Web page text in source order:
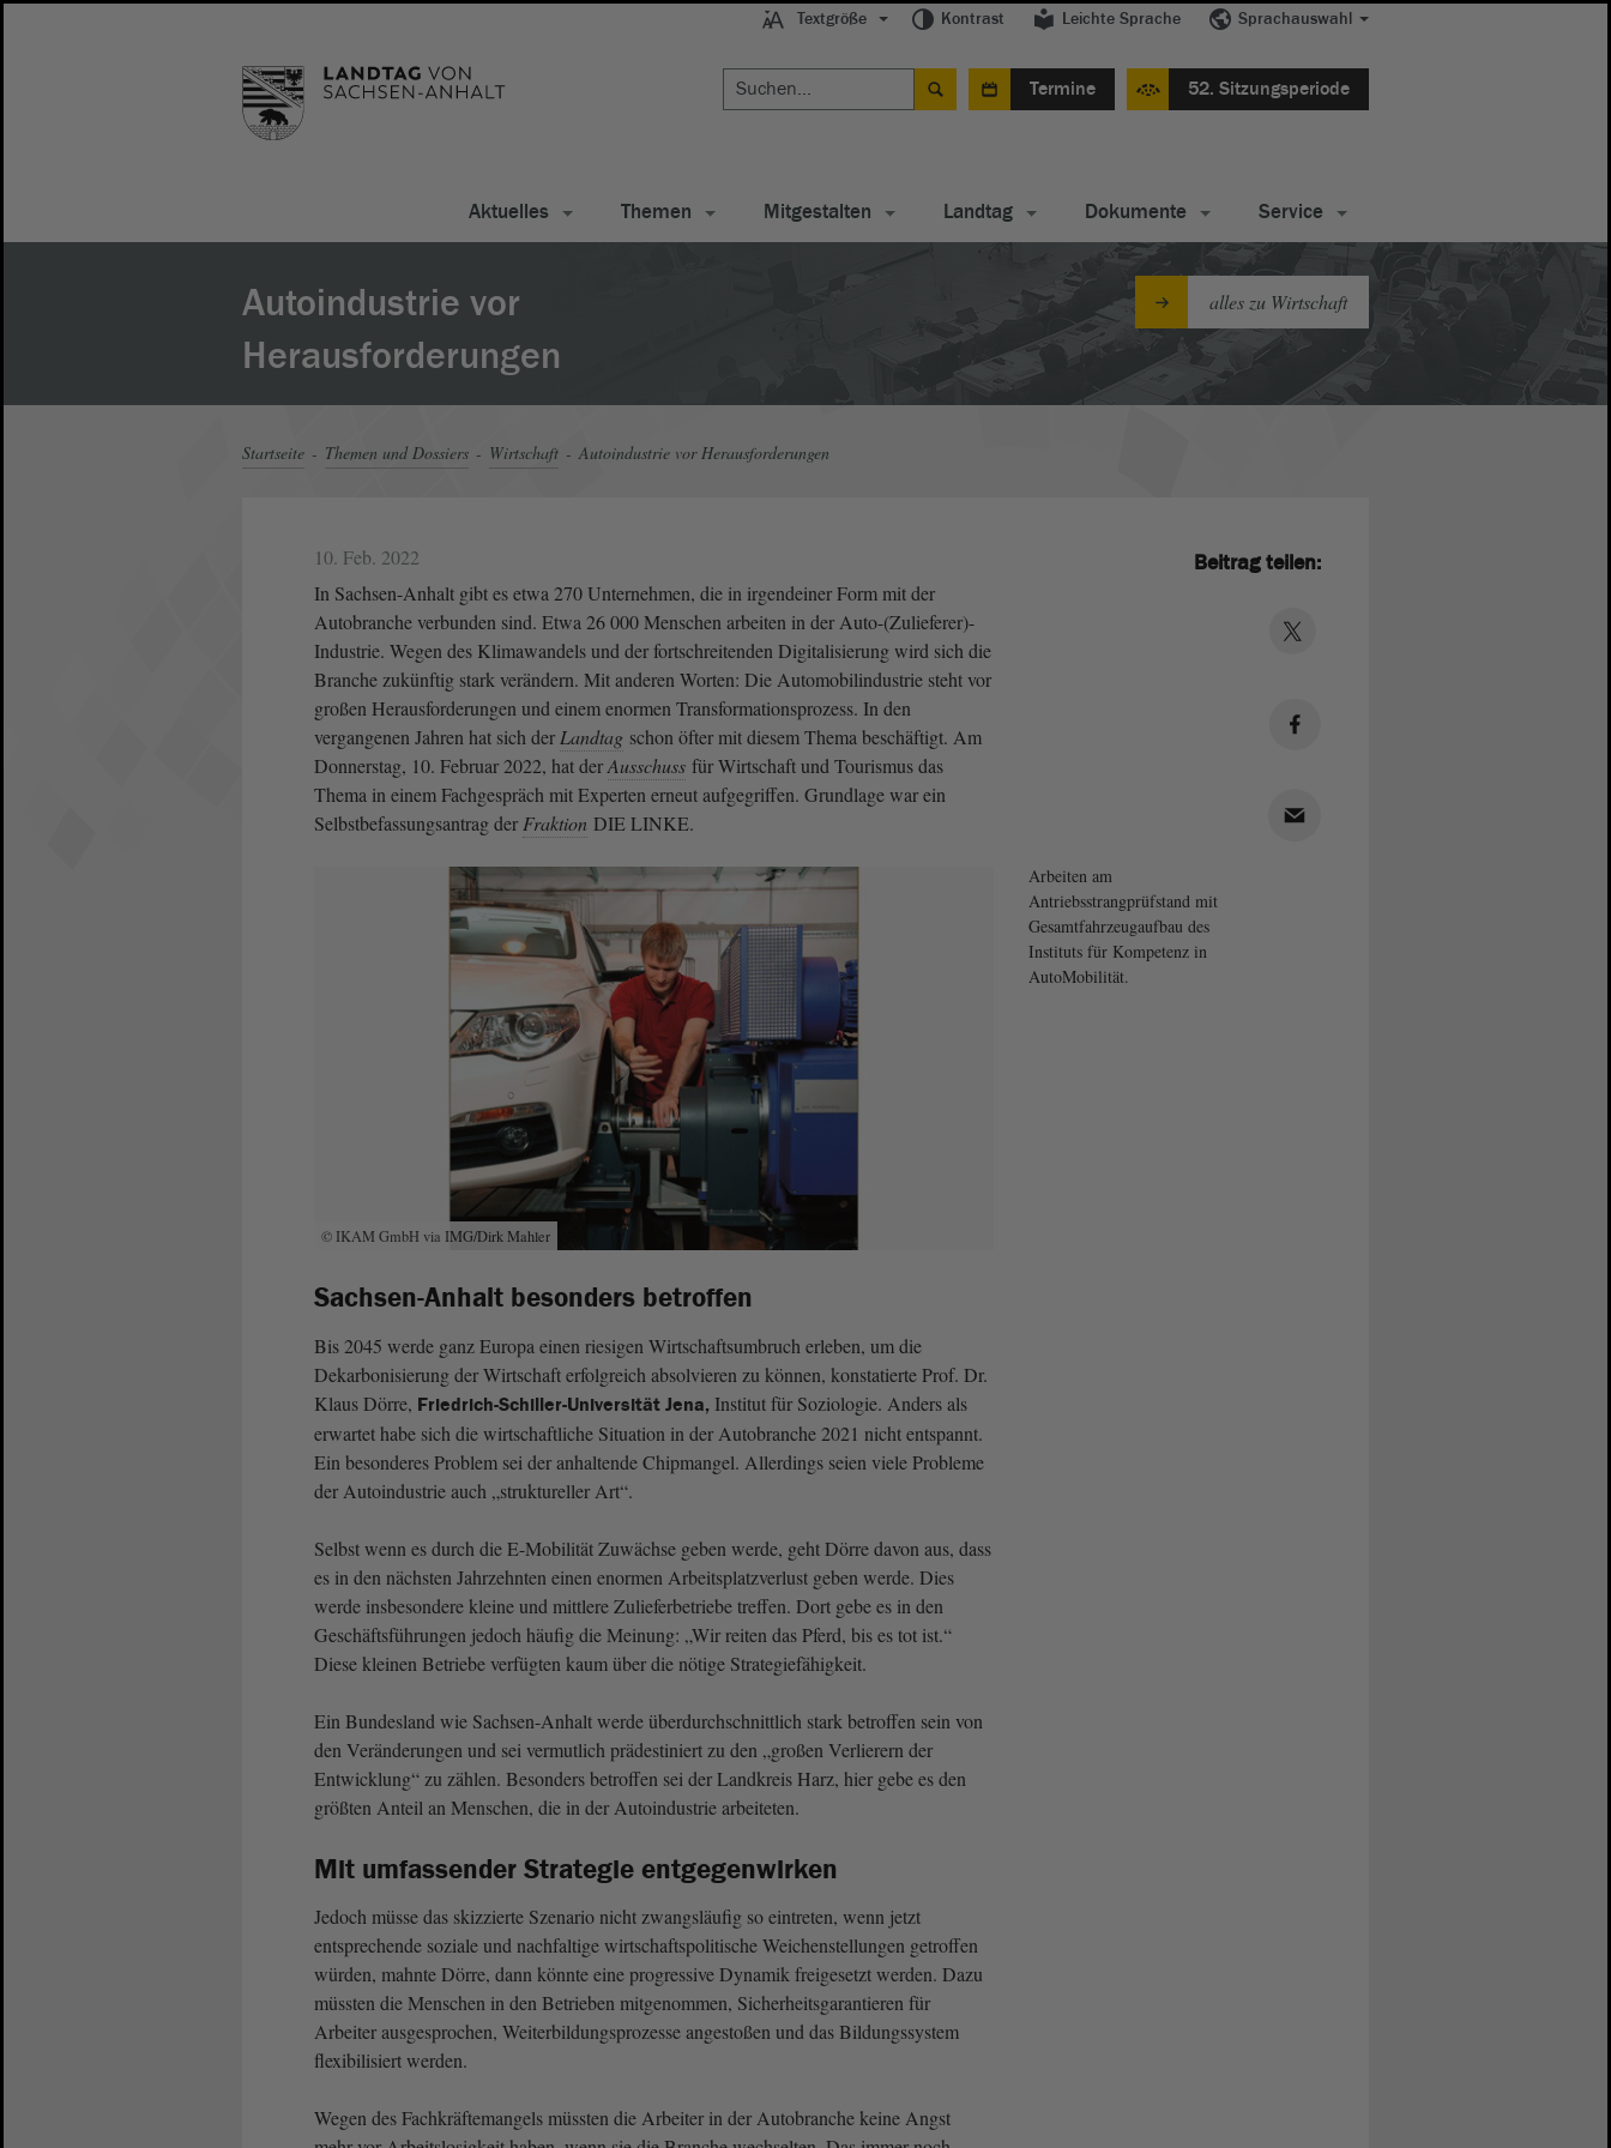
Textgröße Kontrast Leichte Sprache Sprachauswahl
Termine 52. Sitzungsperiode
Aktuelles Themen Mitgestalten Landtag Dokumente Service
Autoindustrie vor
Herausforderungen
alles zu Wirtschaft
Startseite Themen und Dossiers Wirtschaft Autoindustrie vor Herausforderungen
10. Feb. 2022
In Sachsen-Anhalt gibt es etwa 270 Unternehmen, die in irgendeiner Form mit der
Autobranche verbunden sind. Etwa 26 000 Menschen arbeiten in der Auto-(Zulieferer)-
Industrie. Wegen des Klimawandels und der fortschreitenden Digitalisierung wird sich die
Branche zukünftig stark verändern. Mit anderen Worten: Die Automobilindustrie steht vor
großen Herausforderungen und einem enormen Transformationsprozess. In den
vergangenen Jahren hat sich der Landtag schon öfter mit diesem Thema beschäftigt. Am
Donnerstag, 10. Februar 2022, hat derAusschuss für Wirtschaft und Tourismus das
Thema in einem Fachgespräch mit Experten erneut aufgegriffen. Grundlage war ein
Selbstbefassungsantrag der Fraktion DIE LINKE.
© IKAM GmbH via IMG/Dirk Mahler
Arbeiten am
Antriebsstrangprüfstand mit
Gesamtfahrzeugaufbau des
Instituts für Kompetenz in
AutoMobilität.
Sachsen-Anhalt besonders betroffen
Bis 2045 werde ganz Europa einen riesigen Wirtschaftsumbruch erleben, um die
Dekarbonisierung der Wirtschaft erfolgreich absolvieren zu können, konstatierte Prof. Dr.
Klaus Dörre, Friedrich-Schiller-Universität Jena, Institut für Soziologie. Anders als
erwartet habe sich die wirtschaftliche Situation in der Autobranche 2021 nicht entspannt.
Ein besonderes Problem sei der anhaltende Chipmangel. Allerdings seien viele Probleme
der Autoindustrie auch „struktureller Art“.
Selbst wenn es durch die E-Mobilität Zuwächse geben werde, geht Dörre davon aus, dass
es in den nächsten Jahrzehnten einen enormen Arbeitsplatzverlust geben werde. Dies
werde insbesondere kleine und mittlere Zulieferbetriebe treffen. Dort gebe es in den
Geschäftsführungen jedoch häufig die Meinung: „Wir reiten das Pferd, bis es tot ist.“
Diese kleinen Betriebe verfügten kaum über die nötige Strategiefähigkeit.
Ein Bundesland wie Sachsen-Anhalt werde überdurchschnittlich stark betroffen sein von
den Veränderungen und sei vermutlich prädestiniert zu den „großen Verlierern der
Entwicklung“ zu zählen. Besonders betroffen sei der Landkreis Harz, hier gebe es den
größten Anteil an Menschen, die in der Autoindustrie arbeiteten.
Mit umfassender Strategie entgegenwirken
Jedoch müsse das skizzierte Szenario nicht zwangsläufig so eintreten, wenn jetzt
entsprechende soziale und nachfaltige wirtschaftspolitische Weichenstellungen getroffen
würden, mahnte Dörre, dann könnte eine progressive Dynamik freigesetzt werden. Dazu
müssten die Menschen in den Betrieben mitgenommen, Sicherheitsgarantieren für
Arbeiter ausgesprochen, Weiterbildungsprozesse angestoßen und das Bildungssystem
flexibilisiert werden.
Wegen des Fachkräftemangels müssten die Arbeiter in der Autobranche keine Angst
Beitrag teilen: